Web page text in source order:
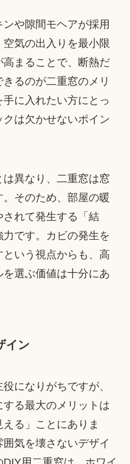
や隙間モヘアが採用
気の出入りを最小限
まることで、断熱だ
るのが二重窓のメリ
に入れたい方にとっ
は欠かせないポイン
異なり、二重窓は窓
そのため、部屋の暖
れて発生する「結
です。カビの発生を
いう視点からも、高
選ぶ価値は十分にあ
イン
になりがちですが、
る最大のメリットは
える」ことにありま
気を壊さないデザイ